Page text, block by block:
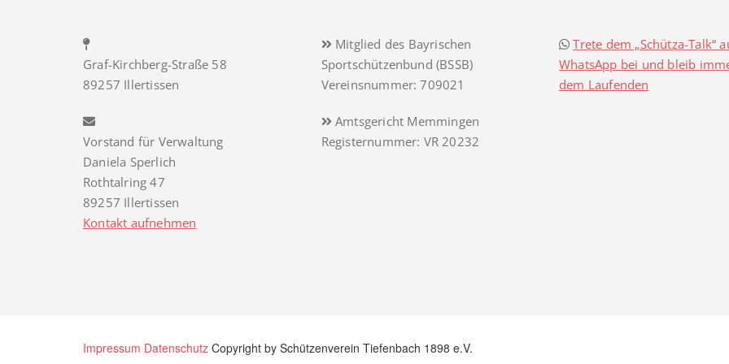
Graf-Kirchberg-Straße 58
89257 Illertissen
Vorstand für Verwaltung
Daniela Sperlich
Rothtalring 47
89257 Illertissen
Kontakt aufnehmen
Mitglied des Bayrischen
Sportschützenbund (BSSB)
Vereinsnummer: 709021
Amtsgericht Memmingen
Registernummer: VR 20232
Trete dem „Schütza-Talk“
WhatsApp bei und bleib
dem Laufenden
Impressum Datenschutz Copyright by Schützenverein Tiefenbach 1898 e.V.